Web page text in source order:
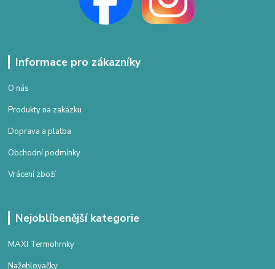
Informace pro zákazníky
O nás
Produkty na zakázku
Doprava a platba
Obchodní podmínky
Vrácení zboží
Nejoblíbenější kategorie
MAXI Termohrnky
Nažehlovačky